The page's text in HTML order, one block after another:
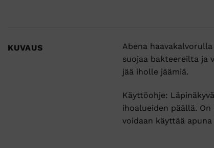
KUVAUS
Abena
suojaa bakteereilta ja
jää iholle jäämiä.
Käyttöohje:
ihoalueiden päällä.
voidaan käyttää